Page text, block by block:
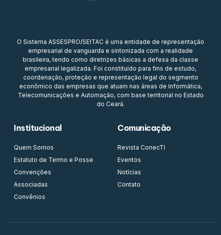
O Sistema ASSESPRO/SEITAC é uma entidade de representação
empresarial de vanguarda e sintonizada com a realidade
brasileira, tendo como diretrizes básicas a defesa da classe
empresarial legalizada. Foi constituído para fins de estudo,
coordenação, proteção e representação legal do segmento
econômico das empresas que atuam nas áreas de Informática,
Telecomunicações e Automação, com base territorial no Estado
do Ceará.
Institucional
Quem Somos
Estatuto de Termo e Posse
Convenções
Associadas
Convênios
Comunicação
Revista ConecTI
Eventos
Notícias
Contato